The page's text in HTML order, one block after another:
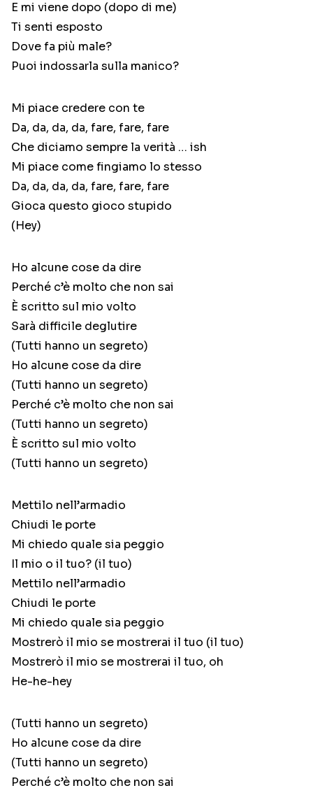
E mi viene dopo (dopo di me)
Ti senti esposto
Dove fa più male?
Puoi indossarla sulla manico?
Mi piace credere con te
Da, da, da, da, fare, fare, fare
Che diciamo sempre la verità … ish
Mi piace come fingiamo lo stesso
Da, da, da, da, fare, fare, fare
Gioca questo gioco stupido
(Hey)
Ho alcune cose da dire
Perché c’è molto che non sai
È scritto sul mio volto
Sarà difficile deglutire
(Tutti hanno un segreto)
Ho alcune cose da dire
(Tutti hanno un segreto)
Perché c’è molto che non sai
(Tutti hanno un segreto)
È scritto sul mio volto
(Tutti hanno un segreto)
Mettilo nell’armadio
Chiudi le porte
Mi chiedo quale sia peggio
Il mio o il tuo? (il tuo)
Mettilo nell’armadio
Chiudi le porte
Mi chiedo quale sia peggio
Mostrerò il mio se mostrerai il tuo (il tuo)
Mostrerò il mio se mostrerai il tuo, oh
He-he-hey
(Tutti hanno un segreto)
Ho alcune cose da dire
(Tutti hanno un segreto)
Perché c’è molto che non sai